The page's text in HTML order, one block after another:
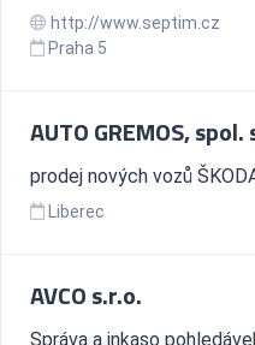
http://www.septim.cz
Praha 5
AUTO GREMOS, spol.
prodej nových vozů
Liberec
AVCO s.r.o.
Správa a inkaso